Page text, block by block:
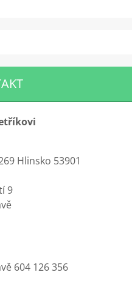
Hlinsko 53901
9
604 126 356